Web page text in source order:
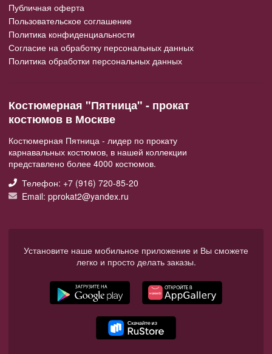
Публичная оферта
Пользовательское соглашение
Политика конфиденциальности
Согласие на обработку персональных данных
Политика обработки персональных данных
Костюмерная "Пятница" - прокат
костюмов в Москве
Костюмерная Пятница - лидер по прокату
карнавальных костюмов, в нашей коллекции
представлено более 4000 костюмов.
Телефон: +7 (916) 720-85-20
Email: pprokat2@yandex.ru
Установите наше мобильное приложение и Вы сможете
легко и просто делать заказы.